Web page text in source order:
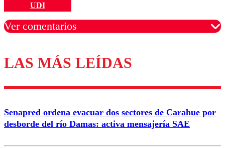
UDI
Ver comentarios
Los comentarios son moderados para garantizar un
diálogo respetuoso.
Correo
LAS MÁS LEÍDAS
Senapred ordena evacuar dos sectores de Carahue por
desborde del río Damas: activa mensajería SAE